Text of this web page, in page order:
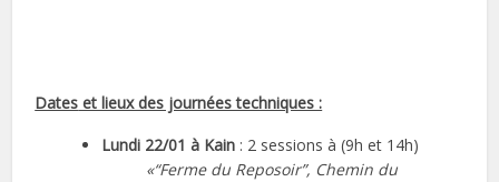
Dates et lieux des journées techniques :
Lundi 22/01 à Kain : 2 sessions à (9h et 14h)
«“Ferme du Reposoir”, Chemin du